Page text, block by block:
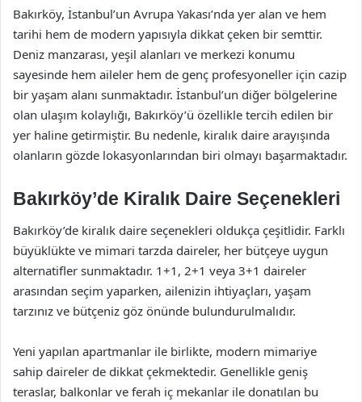
Bakırköy, İstanbul’un Avrupa Yakası’nda yer alan ve hem
tarihi hem de modern yapısıyla dikkat çeken bir semttir.
Deniz manzarası, yeşil alanları ve merkezi konumu
sayesinde hem aileler hem de genç profesyoneller için cazip
bir yaşam alanı sunmaktadır. İstanbul’un diğer bölgelerine
olan ulaşım kolaylığı, Bakırköy’ü özellikle tercih edilen bir
yer haline getirmiştir. Bu nedenle, kiralık daire arayışında
olanların gözde lokasyonlarından biri olmayı başarmaktadır.
Bakırköy’de Kiralık Daire Seçenekleri
Bakırköy’de kiralık daire seçenekleri oldukça çeşitlidir. Farklı
büyüklükte ve mimari tarzda daireler, her bütçeye uygun
alternatifler sunmaktadır. 1+1, 2+1 veya 3+1 daireler
arasından seçim yaparken, ailenizin ihtiyaçları, yaşam
tarzınız ve bütçeniz göz önünde bulundurulmalıdır.
Yeni yapılan apartmanlar ile birlikte, modern mimariye
sahip daireler de dikkat çekmektedir. Genellikle geniş
teraslar, balkonlar ve ferah iç mekanlar ile donatılan bu